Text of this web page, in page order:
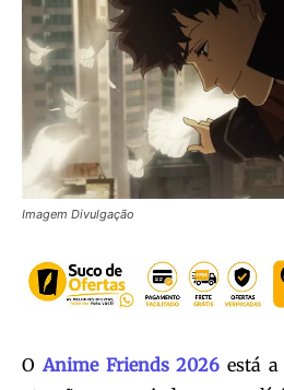
Imagem Divulgação
O Anime Friends 2026 está